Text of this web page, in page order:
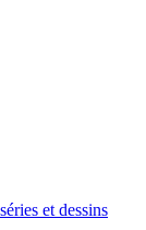
et dessins